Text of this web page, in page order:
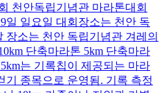
천안독립기념관 마라톤대회
일 일요일 대회장소는 천안 독
장소는 천안 독립기념관 겨레의
단축마라톤 5km 단축마라
는 기록칩이 제공되는 마라
기 종목으로 운영됨. 기록 측정